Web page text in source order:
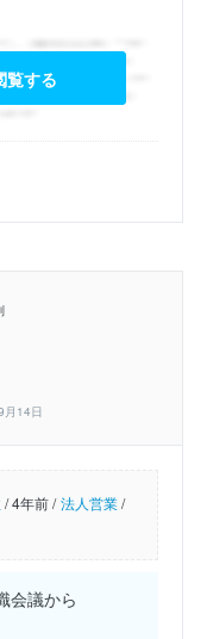
覧する
月14日
/4年前 / 法人営業/
会議から